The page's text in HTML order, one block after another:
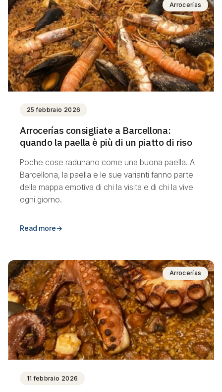
Arrocerías
25 febbraio 2026
Arrocerías consigliate a Barcellona:
quando la paella è più di un piatto di riso
Poche cose radunano come una buona paella. A
Barcellona, la paella e le sue varianti fanno parte
della mappa emotiva di chi la visita e di chi la vive
ogni giorno.
Read more→
Arrocerías
11 febbraio 2026